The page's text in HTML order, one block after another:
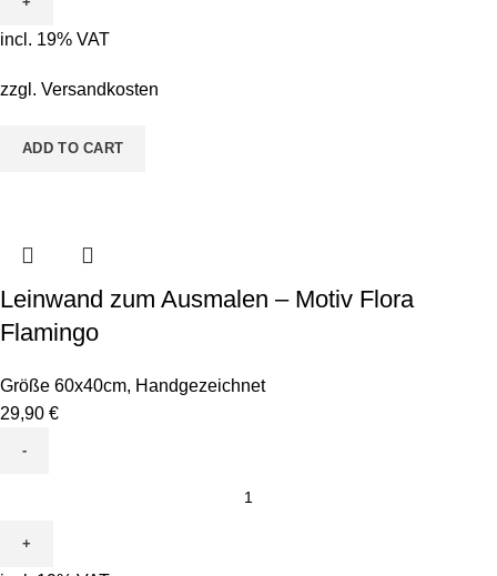
-
Pete
incl. 19% VAT
zzgl. Versandkosten
ADD TO CART
Leinwand zum Ausmalen – Motiv Flora
Flamingo
Größe 60x40cm, Handgezeichnet
29,90 €
Ausmalen
-